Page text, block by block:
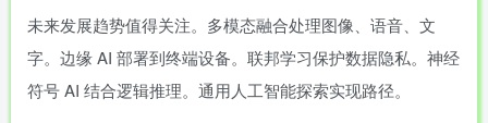
未来发展趋势值得关注。多模态融合处理图像、语音、文
字。边缘 AI 部署到终端设备。联邦学习保护数据隐私。神经
符号 AI 结合逻辑推理。通用人工智能探索实现路径。